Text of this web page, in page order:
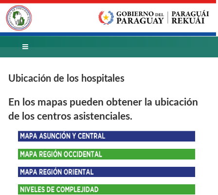
Ubicación de los hospitales
En los mapas pueden obtener la ubicación
de los centros asistenciales.